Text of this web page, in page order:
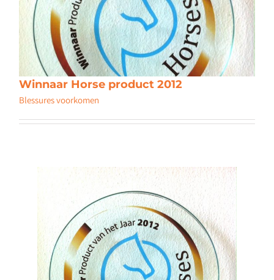
Winnaar Horse product 2012
Blessures voorkomen